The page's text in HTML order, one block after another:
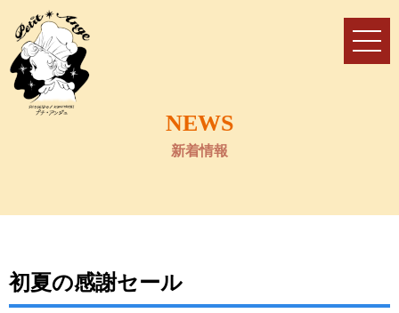
NEWS
新着情報
初夏の感謝セール